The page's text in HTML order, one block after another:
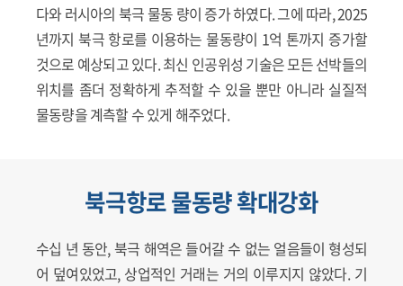
다와 러시아의 북극 물동 량이 증가 하였다. 그에 따라, 2025
년까지 북극 항로를 이용하는 물동량이 1억 톤까지 증가할
것으로 예상되고 있다. 최신 인공위성 기술은 모든 선박들의
위치를 좀더 정확하게 추적할 수 있을 뿐만 아니라 실질적
물동량을 계측할 수 있게 해주었다.
북극항로 물동량 확대강화
수십 년 동안, 북극 해역은 들어갈 수 없는 얼음들이 형성되
어 덮여있었고, 상업적인 거래는 거의 이루지지 않았다. 기